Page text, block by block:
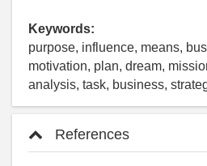
Keywords:
purpose, influence, means,
motivation, plan, dream,
analysis, task, business,
References